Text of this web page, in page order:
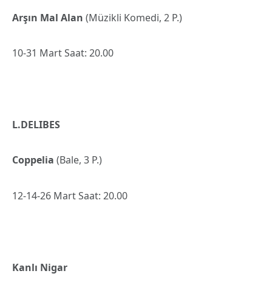
Arşın Mal Alan (Müzikli Komedi, 2 P.)
10-31 Mart Saat: 20.00
L.DELIBES
Coppelia (Bale, 3 P.)
12-14-26 Mart Saat: 20.00
Kanlı Nigar